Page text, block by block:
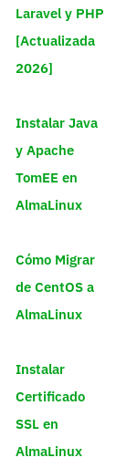
Laravel y PHP
[Actualizada
2026]
Instalar Java
y Apache
TomEE en
AlmaLinux
Cómo Migrar
de CentOS a
AlmaLinux
Instalar
Certificado
SSL en
AlmaLinux